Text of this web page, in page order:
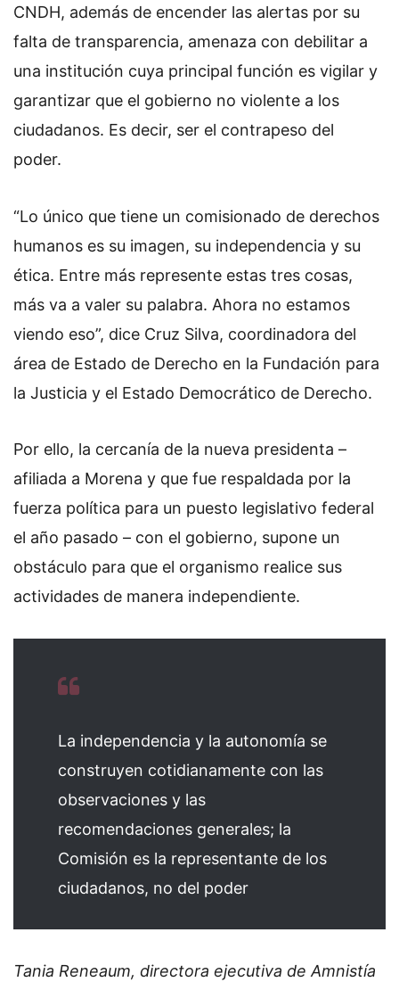
CNDH, además de encender las alertas por su
falta de transparencia, amenaza con debilitar a
una institución cuya principal función es vigilar y
garantizar que el gobierno no violente a los
ciudadanos. Es decir, ser el contrapeso del
poder.
“Lo único que tiene un comisionado de derechos
humanos es su imagen, su independencia y su
ética. Entre más represente estas tres cosas,
más va a valer su palabra. Ahora no estamos
viendo eso”, dice Cruz Silva, coordinadora del
área de Estado de Derecho en la Fundación para
la Justicia y el Estado Democrático de Derecho.
Por ello, la cercanía de la nueva presidenta –
afiliada a Morena y que fue respaldada por la
fuerza política para un puesto legislativo federal
el año pasado – con el gobierno, supone un
obstáculo para que el organismo realice sus
actividades de manera independiente.
La independencia y la autonomía se
construyen cotidianamente con las
observaciones y las
recomendaciones generales; la
Comisión es la representante de los
ciudadanos, no del poder
Tania Reneaum, directora ejecutiva de Amnistía